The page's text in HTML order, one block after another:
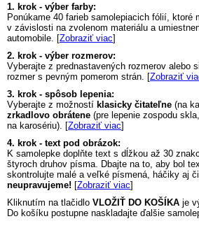
1. krok - výber farby:
Ponúkame 40 farieb samolepiacich fólií, ktoré
v závislosti na zvolenom materiálu a
automobile. [Zobraziť viac]
2. krok - výber rozmerov:
Vyberajte z prednastavených rozmerov alebo
rozmer s pevným pomerom strán. [Zobraziť
3. krok - spôsob lepenia:
Vyberajte z možností klasicky čitateľne (na
zrkadlovo obrátene (pre lepenie zospodu
na karosériu). [Zobraziť viac]
4. krok - text pod obrázok:
K samolepke doplňte text s dĺžkou až 30
štyroch druhov písma. Dbajte na to, aby bol
skontrolujte malé a veľké písmená, háčiky aj
neupravujeme! [Zobraziť viac]
Kliknutím na tlačidlo VLOŽIŤ DO KOŠÍKA je
Do košíku postupne naskladajte ďalšie